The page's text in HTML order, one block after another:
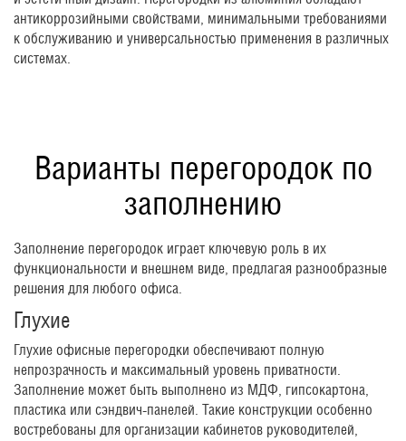
антикоррозийными свойствами, минимальными требованиями
к обслуживанию и универсальностью применения в различных
системах.
Варианты перегородок по
заполнению
Заполнение перегородок играет ключевую роль в их
функциональности и внешнем виде, предлагая разнообразные
решения для любого офиса.
Глухие
Глухие офисные перегородки обеспечивают полную
непрозрачность и максимальный уровень приватности.
Заполнение может быть выполнено из МДФ, гипсокартона,
пластика или сэндвич-панелей. Такие конструкции особенно
востребованы для организации кабинетов руководителей,